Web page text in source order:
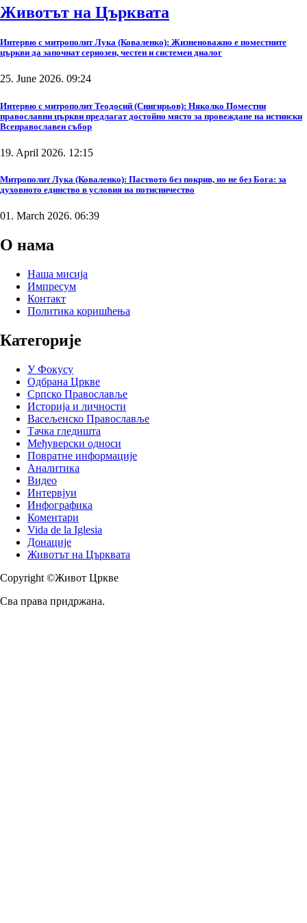
Животът на Църквата
Интервю с митрополит Лука (Коваленко): Жизненоважно е поместните
църкви да започнат сериозен, честен и системен диалог
25. June 2026. 09:24
Интервю с митрополит Теодосий (Снигирьов): Няколко Поместни
православни църкви предлагат достойно място за провеждане на истински
Всеправославен събор
19. April 2026. 12:15
Митрополит Лука (Коваленко): Паството без покрив, но не без Бога: за
духовното единство в условия на потисничество
01. March 2026. 06:39
О нама
Наша мисија
Импресум
Контакт
Политика коришћења
Категорије
У Фокусу
Одбрана Цркве
Српско Православље
Историја и личности
Васељенско Православље
Тачка гледишта
Међуверски односи
Повратне информације
Аналитика
Видео
Интервјуи
Инфографика
Коментари
Vida de la Iglesia
Донације
Животът на Църквата
Copyright ©Живот Цркве
Сва права придржана.